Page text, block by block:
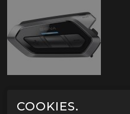
COOKIES.